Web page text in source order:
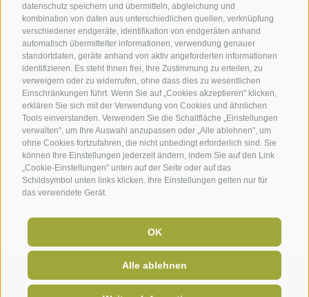
datenschutz speichern und übermitteln, abgleichung und
kombination von daten aus unterschiedlichen quellen, verknüpfung
verschiedener endgeräte, identifikation von endgeräten anhand
automatisch übermittelter informationen, verwendung genauer
standortdaten, geräte anhand von aktiv angeforderten informationen
identifizieren. Es steht Ihnen frei, Ihre Zustimmung zu erteilen, zu
verweigern oder zu widerrufen, ohne dass dies zu wesentlichen
Einschränkungen führt. Wenn Sie auf „Cookies akzeptieren" klicken,
erklären Sie sich mit der Verwendung von Cookies und ähnlichen
Tools einverstanden. Verwenden Sie die Schaltfläche „Einstellungen
verwalten", um Ihre Auswahl anzupassen oder „Alle ablehnen", um
ohne Cookies fortzufahren, die nicht unbedingt erforderlich sind. Sie
können Ihre Einstellungen jederzeit ändern, indem Sie auf den Link
„Cookie-Einstellungen" unten auf der Seite oder auf das
Schildsymbol unten links klicken. Ihre Einstellungen gelten nur für
das verwendete Gerät.
OK
Alle ablehnen
Um im Urlaub nicht ohne Bike zu bleiben, wird das
vorreservieren Ihres Wunschbikes empfohlen.
info@sportlaurin.com
Tel. +39-0471-613575
www.sportlaurin.com
Öffnungszeiten:
Montag bis Samstag
08.00 Uhr bis 12.00 Uhr
15.00 Uhr bis 18.00 Uhr